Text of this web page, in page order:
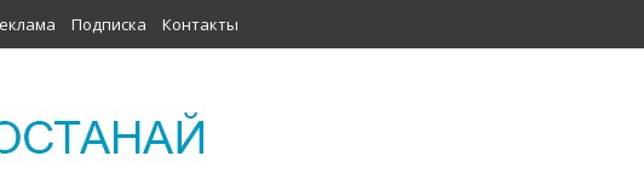
Подписка Контакты